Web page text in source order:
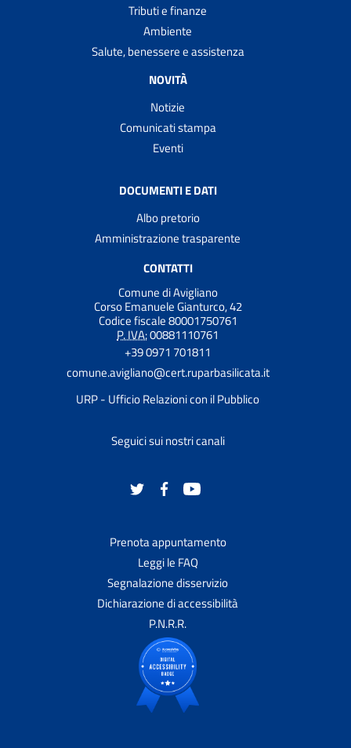
Tributi e finanze
Ambiente
Salute, benessere e assistenza
NOVITÀ
Notizie
Comunicati stampa
Eventi
DOCUMENTI E DATI
Albo pretorio
Amministrazione trasparente
CONTATTI
Comune di Avigliano
Corso Emanuele Gianturco, 42
Codice fiscale 80001750761
P. IVA:00881110761
+39 0971 701811
comune.avigliano@cert.ruparbasilicata.it
URP - Ufficio Relazioni con il Pubblico
Seguici sui nostri canali
Prenota appuntamento
Leggi le FAQ
Segnalazione disservizio
Dichiarazione di accessibilità
P.N.R.R.